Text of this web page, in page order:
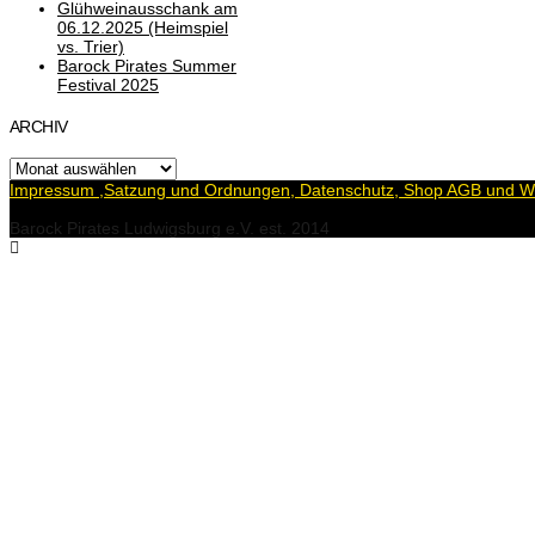
Glühweinausschank am
06.12.2025 (Heimspiel
vs. Trier)
Barock Pirates Summer
Festival 2025
ARCHIV
Archiv
Impressum ,Satzung und Ordnungen, Datenschutz, Shop AGB und
Barock Pirates Ludwigsburg e.V. est. 2014